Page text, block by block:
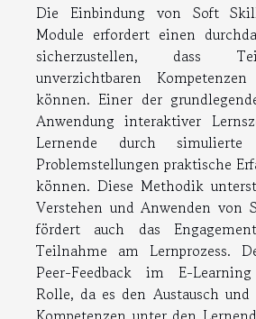
Die Einbindung von Soft
Module erfordert einen
sicherzustellen, dass
unverzichtbaren
können. Einer der
Anwendung interaktiver
Lernende durch simulierte
Problemstellungen praktische
können. Diese Methodik
Verstehen und Anwenden von
fördert auch das
Teilnahme am Lernprozess.
Peer-Feedback im E-
Rolle, da es den Austausch